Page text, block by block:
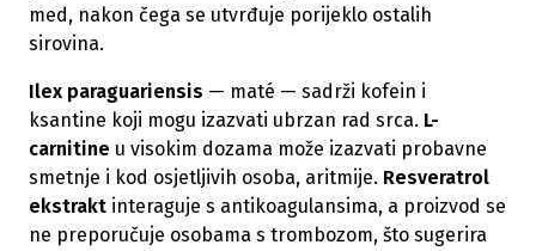
med, nakon čega se utvrđuje porijeklo ostalih
sirovina.
Ilex paraguariensis — maté — sadrži kofein i
ksantine koji mogu izazvati ubrzan rad srca. L-
carnitine u visokim dozama može izazvati probavne
smetnje i kod osjetljivih osoba, aritmije. Resveratrol
ekstrakt interaguje s antikoagulansima, a proizvod se
ne preporučuje osobama s trombozom, što sugerira